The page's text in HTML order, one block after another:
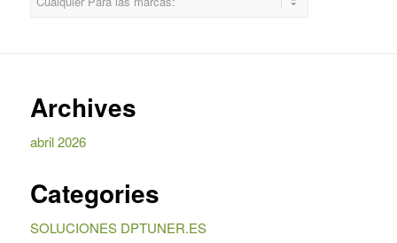
Archives
abril 2026
Categories
SOLUCIONES DPTUNER.ES